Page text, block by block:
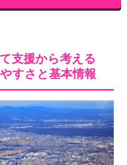
支援から考える
すさと基本情報